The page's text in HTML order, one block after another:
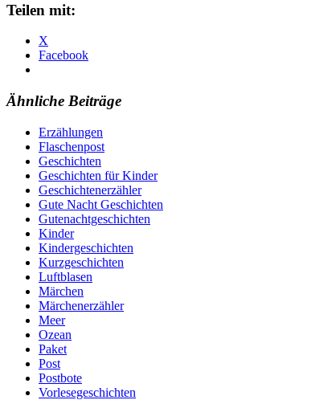
Teilen mit:
X
Facebook
Ähnliche Beiträge
Erzählungen
Flaschenpost
Geschichten
Geschichten für Kinder
Geschichtenerzähler
Gute Nacht Geschichten
Gutenachtgeschichten
Kinder
Kindergeschichten
Kurzgeschichten
Luftblasen
Märchen
Märchenerzähler
Meer
Ozean
Paket
Post
Postbote
Vorlesegeschichten